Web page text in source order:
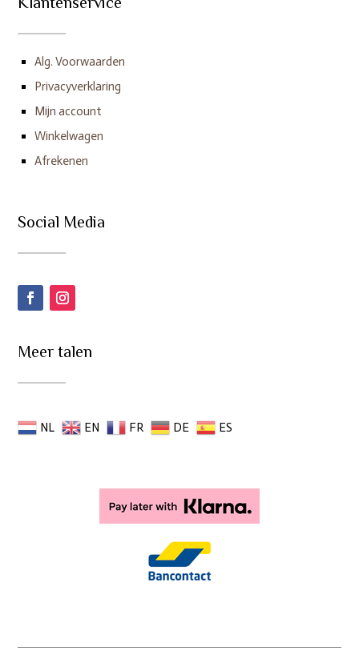
Alg. Voorwaarden
Privacyverklaring
Mijn account
Winkelwagen
Afrekenen
Social Media
Meer talen
NL EN FR DE ES